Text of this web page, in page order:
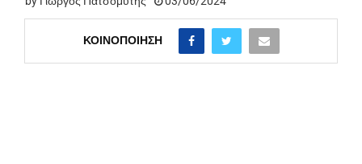
ΚΟΙΝΟΠΟΊΗΣΗ